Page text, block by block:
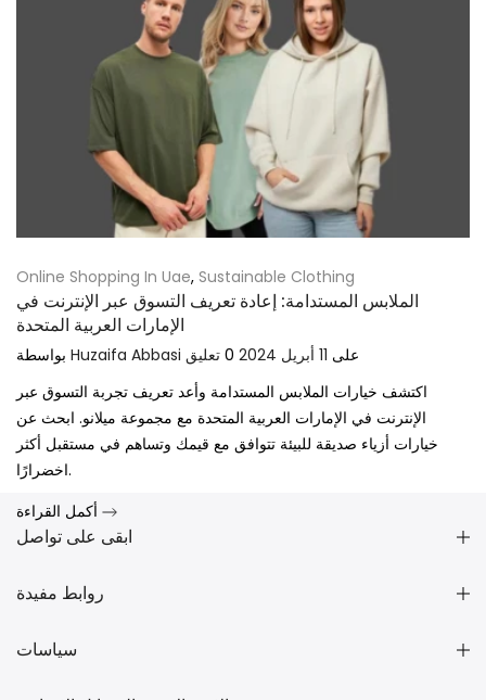
Online Shopping In Uae, Sustainable Clothing
الملابس المستدامة: إعادة تعريف التسوق عبر الإنترنت في
الإمارات العربية المتحدة
Huzaifa Abbasi على 11 أبريل 2024 0 تعليق
اكتشف خيارات الملابس المستدامة وأعد تعريف تجربة التسوق عبر
الإنترنت في الإمارات العربية المتحدة مع مجموعة ميلانو. ابحث عن
خيارات أزياء صديقة للبيئة تتوافق مع قيمك وتساهم في مستقبل أكثر
اخضرارًا.
ابقى على تواصل
روابط مفيدة
سياسات